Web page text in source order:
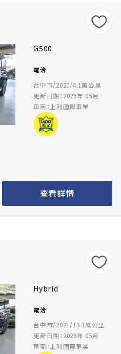
G500
電洽
台中市/2020/4.1萬公里
更新日期：2026年 05月
車商：上利國際車業
查看詳情
Hybrid
電洽
台中市/2021/13.1萬公里
更新日期：2026年 05月
車商：上利國際車業